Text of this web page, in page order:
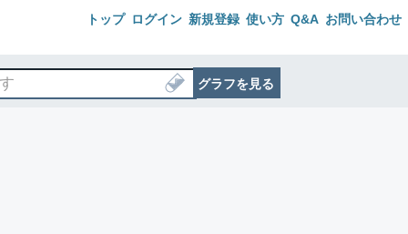
トップ ログイン 新規登録 使い方 Q&A お問い合わせ
グラフを見る